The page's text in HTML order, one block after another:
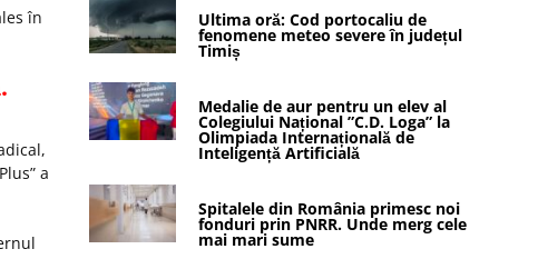
în
a
Ultima oră: Cod portocaliu de
fenomene meteo severe în județul
Timiș
Medalie de aur pentru un elev al
Colegiului Național ”C.D. Loga” la
Olimpiada Internațională de
Inteligență Artificială
Spitalele din România primesc noi
fonduri prin PNRR. Unde merg cele
mai mari sume